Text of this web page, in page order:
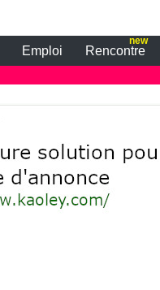
Emploi Rencontre
new